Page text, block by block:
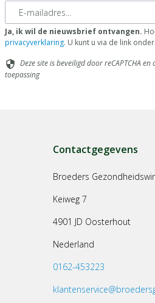
E-mailadres
Ja, ik wil de nieuwsbrief ontvangen.
privacyverklaring. U kunt u via de link
security Deze site is beveiligd door reCAPTCHA en
toepassing
Contactgegevens
Broeders
Keiweg 7
4901 JD Oosterhout
Nederland
0162-453223